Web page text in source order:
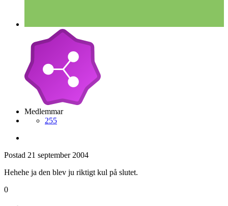
Medlemmar
255
Postad 21 september 2004
Hehehe ja den blev ju riktigt kul på slutet.
0